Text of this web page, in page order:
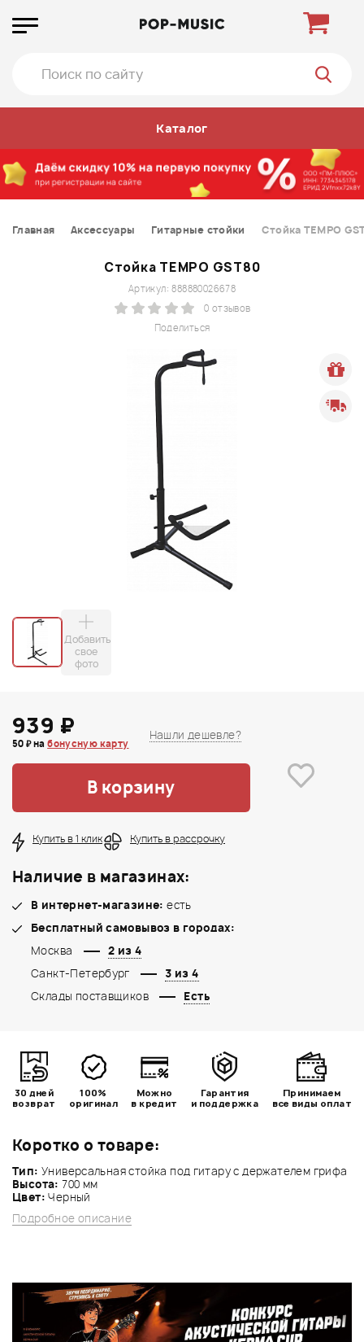
Каталог
Главная Аксессуары Гитарные стойки Стойка TEMPO
Стойка TEMPO GST80
Поделиться
Артикул: 888880026678
0 отзывов
Добавить
свое
фото
Коротко о товаре:
Тип: Универсальная стойка под гитару с держателем грифа
Высота: 700 мм
Цвет:Черный
Подробное описание
939 ₽
50 ₽ набонусную карту
Нашли дешевле?
В корзину
Купить в 1 клик Купить в рассрочку
Наличие в магазинах:
В интернет-магазине: есть
Бесплатный самовывоз в городах:
Москва
2 из 4
Санкт-Петербург
3 из 4
Склады поставщиков
Есть
30 дней
возврат
100%
оригинал
Можно
в кредит
Гарантия
и поддержка
Принимаем
все виды оплат